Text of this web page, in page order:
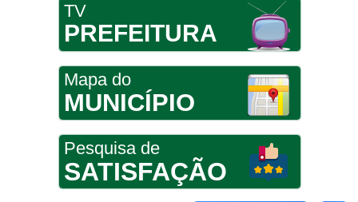
TV
PREFEITURA
Mapa do
MUNICÍPIO
Pesquisa de
SATISFAÇÃO